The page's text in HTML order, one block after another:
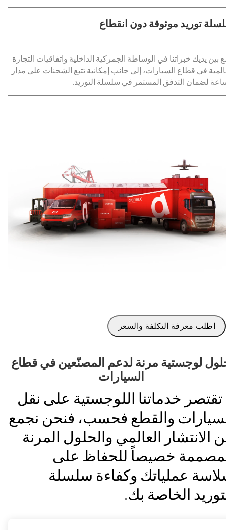
توريد موثوقة دون انقطاع
بين يديك خبراتنا في الوساطة الجمركية الداخلية واتفاقيات التجارة
في قطاع السيارات، إلى جانب إمكانية تتبع الشحنات على مدار
لضمان التدفق المستمر في سلسلة التوريد.
اطلب معرفة التكلفة والسعر
لوجستية مرنة لدعم المصنّعين في قطاع
السيارات
تقتصر خدماتنا اللوجستية على نقل
والقطع فحسب، فنحن نجمع
الانتشار العالمي والحلول المرنة
خصيصاً للحفاظ على
عملياتك وكفاءة سلسلة
الخاصة بك.